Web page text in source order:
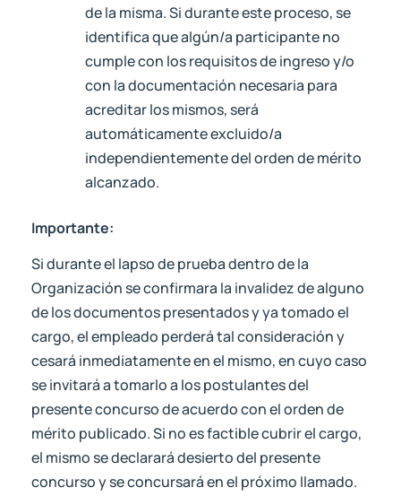
de la misma. Si durante este proceso, se
identifica que algún/a participante no
cumple con los requisitos de ingreso y/o
con la documentación necesaria para
acreditar los mismos, será
automáticamente excluido/a
independientemente del orden de mérito
alcanzado.
Importante:
Si durante el lapso de prueba dentro de la
Organización se confirmara la invalidez de alguno
de los documentos presentados y ya tomado el
cargo, el empleado perderá tal consideración y
cesará inmediatamente en el mismo, en cuyo caso
se invitará a tomarlo a los postulantes del
presente concurso de acuerdo con el orden de
mérito publicado. Si no es factible cubrir el cargo,
el mismo se declarará desierto del presente
concurso y se concursará en el próximo llamado.